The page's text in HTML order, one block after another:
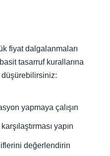
fiyat dalgalanmaları
tasarruf kurallarına
yapmaya çalışın
yapın
değerlendirin